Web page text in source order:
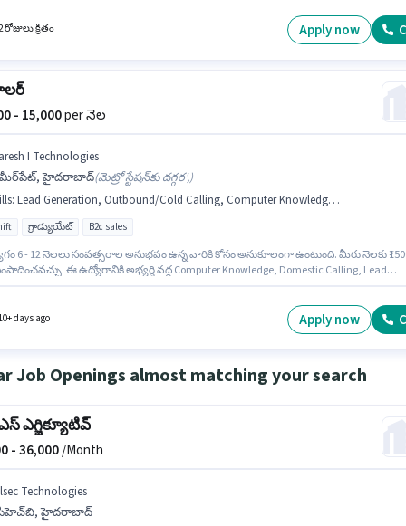
డిగ్రీ లేదా సర్టిఫికెట్ కలిగి ఉండాలి.
రోజులు క్రితం Apply now
- 15,000per నెల
I Technologies
హైదరాబాద్(మెట్రో స్టేషన్‌కు దగ్గర',)
: Lead Generation, Outbound/Cold Calling, Computer Knowledge, Domestic Calling, Communication Skill, Wiring
గ్రాడ్యుయేట్ B2c sales
6 - 12 నెలలు సంవత్సరాల అనుభవం ఉన్న వారికి కోసం అనుకూలంగా ఉంటుంది. మీరు నెలకు
ఈ ఉద్యోగానికి అభ్యర్థి వద్ద Computer Knowledge, Domestic Calling, Lead
I Technologies టెలిసెల్స్ / టెలిమార్కెటింగ్ విభాగంలో టెలికాలర్ ఉద్యోగానికి క్రియాశీలకంగా
days ago Apply now
Job Openings almost matching your search
ఎగ్జిక్యూటివ్
-36,000/Month
Technologies
హైదరాబాద్